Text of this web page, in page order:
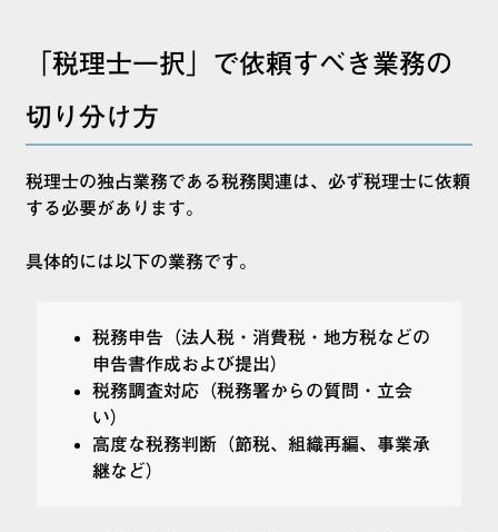
「税理士一択」で依頼すべき業務の
切り分け方
税理士の独占業務である税務関連は、必ず税理士に依頼
する必要があります。
具体的には以下の業務です。
税務申告（法人税・消費税・地方税などの
申告書作成および提出）
税務調査対応（税務署からの質問・立会
い）
高度な税務判断（節税、組織再編、事業承
継など）